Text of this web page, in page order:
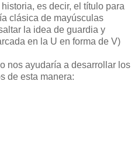
es decir, el título para
clásica de mayúsculas
la idea de guardia y
en la U en forma de V)
nos ayudaría a desarrollar los
de esta manera: